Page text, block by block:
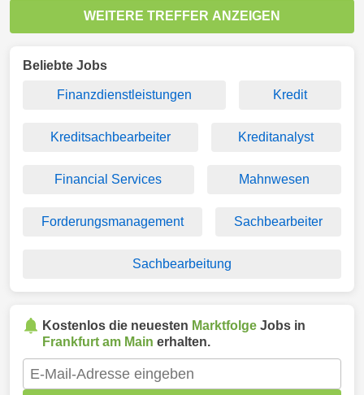
WEITERE TREFFER ANZEIGEN
Beliebte Jobs
Finanzdienstleistungen Kredit
Kreditsachbearbeiter Kreditanalyst
Financial Services Mahnwesen
Forderungsmanagement Sachbearbeiter
Sachbearbeitung
Kostenlos die neuesten Marktfolge Jobs in
Frankfurt am Main erhalten.